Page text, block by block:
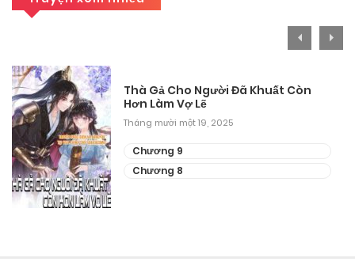
Chương 73
Tháng 9 30, 2025
Chương 72
Tháng 9 30, 2025
Chương 71
Thà Gả Cho Người Đã Khuất Còn
Hơn Làm Vợ Lẽ
Tháng mười một 19, 2025
Chương 9
Chương 8